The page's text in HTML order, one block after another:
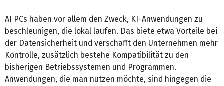
AI PCs haben vor allem den Zweck, KI-Anwendungen zu
beschleunigen, die lokal laufen. Das biete etwa Vorteile bei
der Datensicherheit und verschafft den Unternehmen mehr
Kontrolle, zusätzlich bestehe Kompatibilität zu den
bisherigen Betriebssystemen und Programmen.
Anwendungen, die man nutzen möchte, sind hingegen die